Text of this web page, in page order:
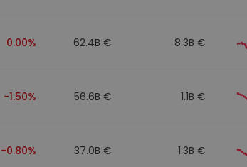
0.00% 62.4B € 8.3B €
-1.50% 56.6B € 1.1B €
-0.80% 37.0B € 1.3B €